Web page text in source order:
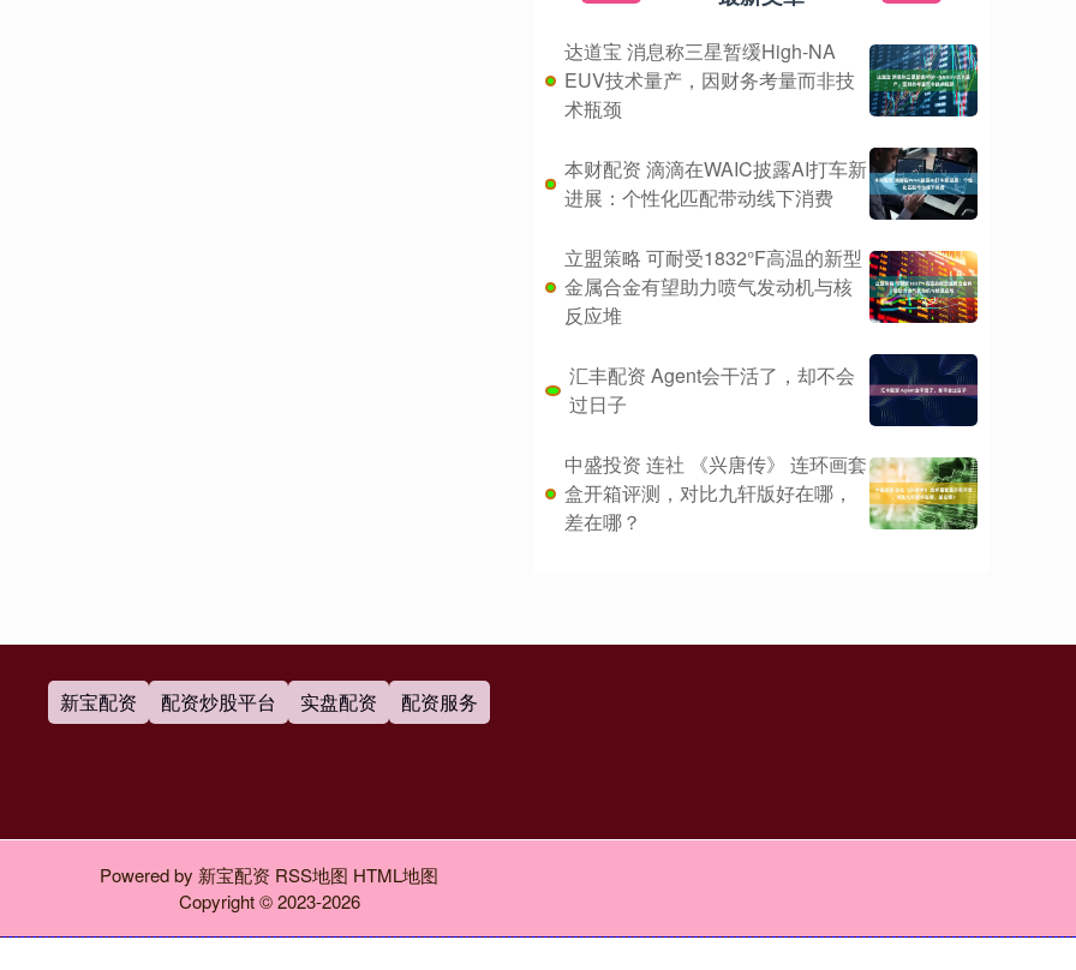
达道宝 消息称三星暂缓High-NA
EUV技术量产，因财务考量而非技
术瓶颈
本财配资 滴滴在WAIC披露AI打车新
进展：个性化匹配带动线下消费
立盟策略 可耐受1832°F高温的新型
金属合金有望助力喷气发动机与核
反应堆
汇丰配资 Agent会干活了，却不会
过日子
中盛投资 连社 《兴唐传》 连环画套
盒开箱评测，对比九轩版好在哪，
差在哪？
新宝配资 配资炒股平台 实盘配资 配资服务
Powered by 新宝配资 RSS地图 HTML地图
Copyright© 2023-2026